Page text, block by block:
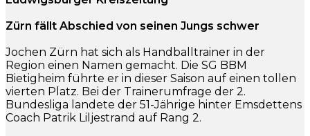
Zürn fällt Abschied von seinen Jungs schwer
Jochen Zürn hat sich als Handballtrainer in der
Region einen Namen gemacht. Die SG BBM
Bietigheim führte er in dieser Saison auf einen tollen
vierten Platz. Bei der Trainerumfrage der 2.
Bundesliga landete der 51-Jährige hinter Emsdettens
Coach Patrik Liljestrand auf Rang 2.